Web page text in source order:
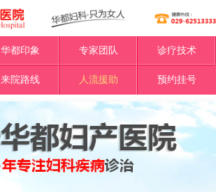
华都印象 专家团队 诊疗技术
来院路线 人流援助 预约挂号